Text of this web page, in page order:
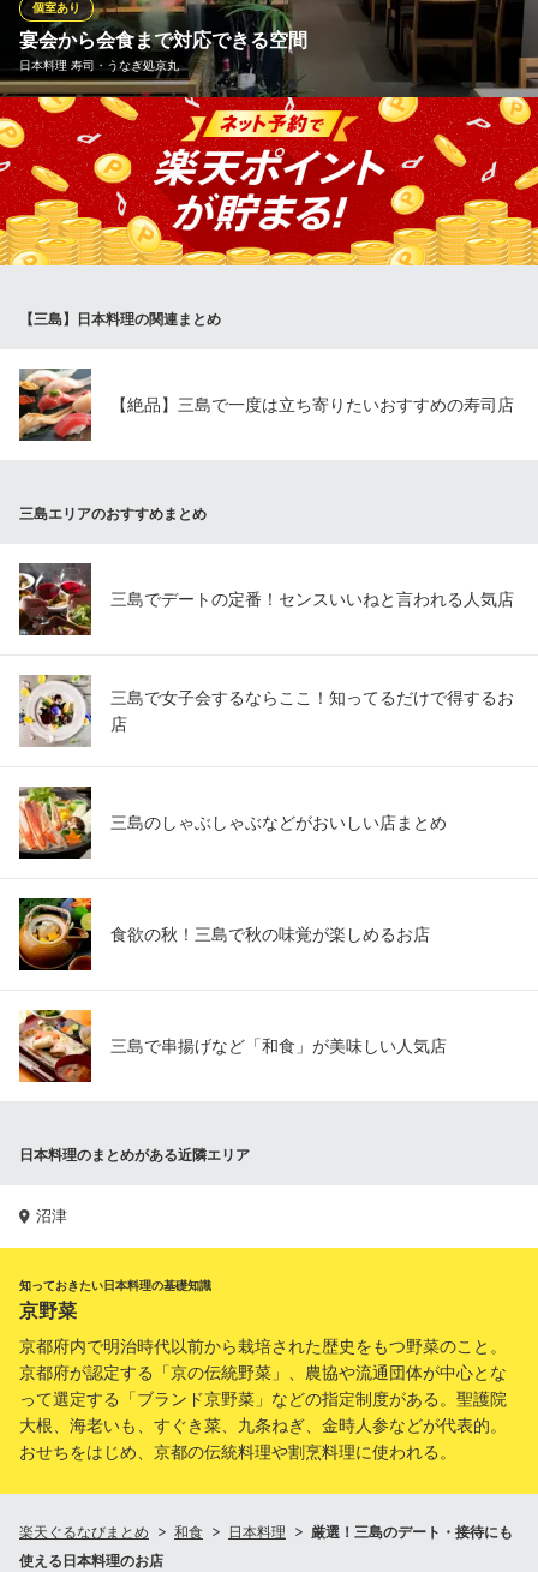
します！
夢庵 三島北店
ファミリーレストラン
ＪＲ御殿場線下土狩駅 徒歩10分
静岡県駿東郡長泉町下土狩1024-1
宴会から会食まで対応できる空間
日本料理 寿司・うなぎ処京丸
個室あり
洗練された中に心地よい和のぬくもりを感じられる店内。11名様
までの寿司カウンターや、6名様から8名様までのテーブル個室も
設えました。気軽なお食事や宴会はもちろん接待や顔合わせ、会
食など様々なシーンでご利用いただけます。
伊豆箱根鉄道駿豆線三島駅 徒歩1分
【三島】日本料理の関連まとめ
【絶品】三島で一度は立ち寄りたいおすすめの寿司店
三島エリアのおすすめまとめ
三島でデートの定番！センスいいねと言われる人気店
三島で女子会するならここ！知ってるだけで得するお
店
三島のしゃぶしゃぶなどがおいしい店まとめ
食欲の秋！三島で秋の味覚が楽しめるお店
三島で串揚げなど「和食」が美味しい人気店
日本料理のまとめがある近隣エリア
沼津
知っておきたい日本料理の基礎知識
京野菜
京都府内で明治時代以前から栽培された歴史をもつ野菜のこと。
京都府が認定する「京の伝統野菜」、農協や流通団体が中心とな
って選定する「ブランド京野菜」などの指定制度がある。聖護院
大根、海老いも、すぐき菜、九条ねぎ、金時人参などが代表的。
おせちをはじめ、京都の伝統料理や割烹料理に使われる。
楽天ぐるなびまとめ 和食 日本料理
厳選！三島のデート・接待にも
使える日本料理のお店